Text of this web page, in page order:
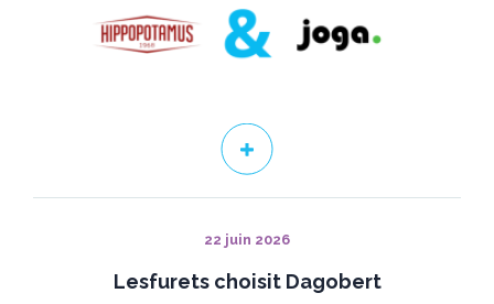
22 juin 2026
Lesfurets choisit Dagobert